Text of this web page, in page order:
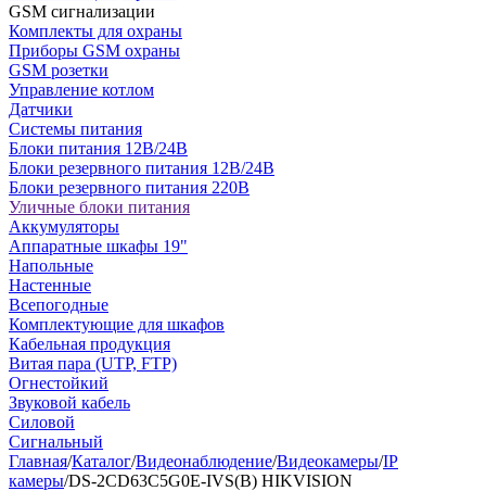
GSM сигнализации
Комплекты для охраны
Приборы GSM охраны
GSM розетки
Управление котлом
Датчики
Системы питания
Блоки питания 12В/24В
Блоки резервного питания 12В/24В
Блоки резервного питания 220В
Уличные блоки питания
Аккумуляторы
Аппаратные шкафы 19"
Напольные
Настенные
Всепогодные
Комплектующие для шкафов
Кабельная продукция
Витая пара (UTP, FTP)
Огнестойкий
Звуковой кабель
Силовой
Сигнальный
Главная/Каталог/Видеонаблюдение/Видеокамеры/IP
камеры/DS-2CD63C5G0E-IVS(B) HIKVISION